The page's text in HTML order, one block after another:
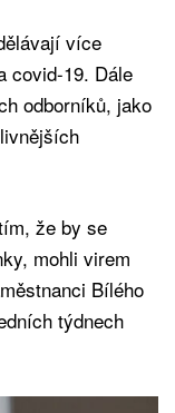
více
covid-19. Dále
odborníků, jako
že by se
mohli virem
Bílého
týdnech